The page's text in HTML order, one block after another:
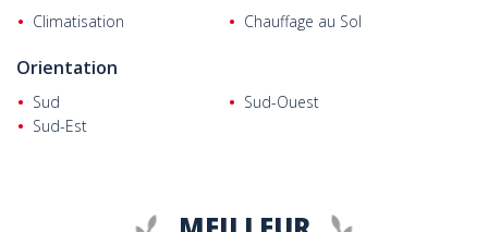
Climatisation Chauffage au Sol
Orientation
Sud
Sud-Ouest
Sud-Est